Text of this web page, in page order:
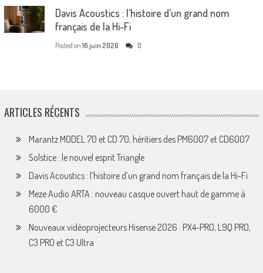
Davis Acoustics : l’histoire d’un grand nom
français de la Hi-Fi
Posted on 16 juin 2026 0
ARTICLES RÉCENTS
Marantz MODEL 70 et CD 70, héritiers des PM6007 et CD6007
Solstice : le nouvel esprit Triangle
Davis Acoustics : l’histoire d’un grand nom français de la Hi-Fi
Meze Audio ARTA : nouveau casque ouvert haut de gamme à
6000 €
Nouveaux vidéoprojecteurs Hisense 2026 : PX4-PRO, L9Q PRO,
C3 PRO et C3 Ultra